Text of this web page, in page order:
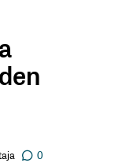
0